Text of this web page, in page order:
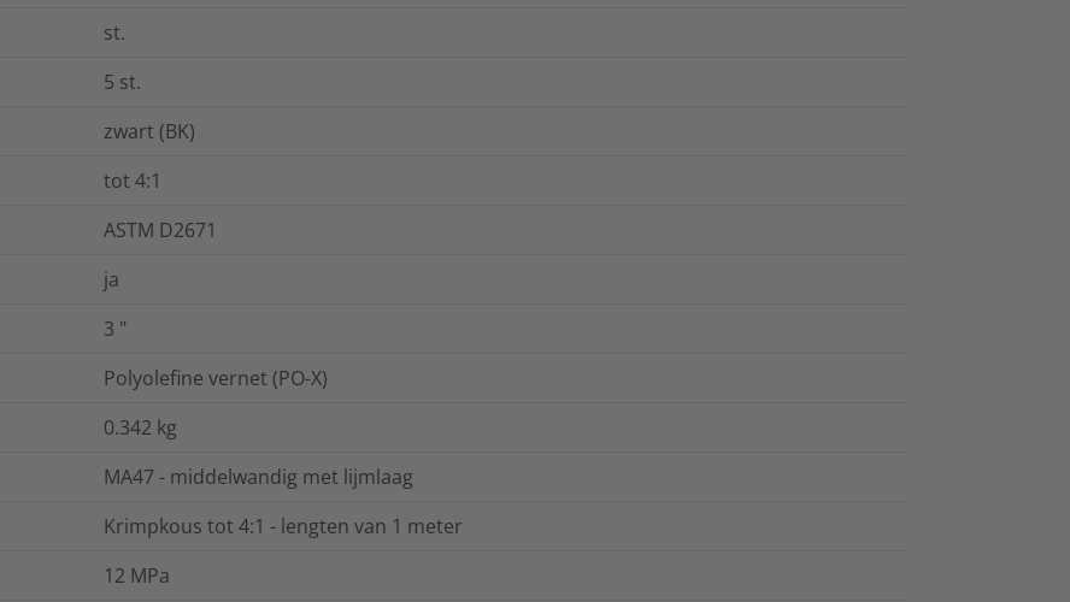
st.
5 st.
zwart (BK)
tot 4:1
ASTM D2671
ja
3 "
Polyolefine vernet (PO-X)
0.342 kg
MA47 - middelwandig met lijmlaag
Krimpkous tot 4:1 - lengten van 1 meter
12 MPa